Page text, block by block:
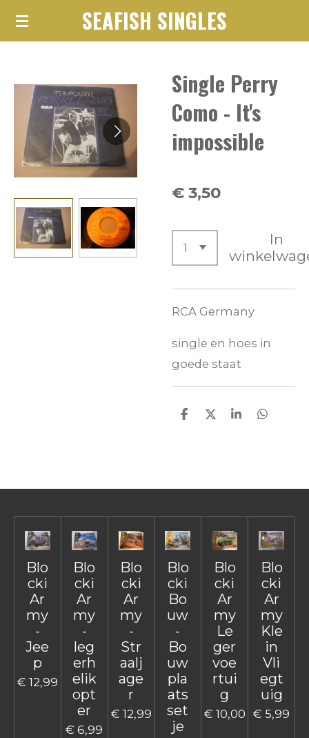
Ga
hoofdinhoud
SEAFISH SINGLES
Single Perry
Como - It's
impossible
€ 3,50
In
RCA Germany
single en hoes in
goede staat
D
D
S
D
Blo
cki
Ar
my
-
Jee
p
€ 12,99
Blo
cki
Ar
my
-
leg
erh
elik
opt
er
€ 6,99
Blo
cki
Ar
my
-
Str
aalj
age
r
€ 12,99
Blo
cki
Bo
uw
-
Bo
uw
pla
ats
set
je
Blo
cki
Ar
my
Le
ger
voe
rtui
g
€ 10,00
Blo
cki
Ar
my
Kle
in
Vli
egt
uig
€ 5,99